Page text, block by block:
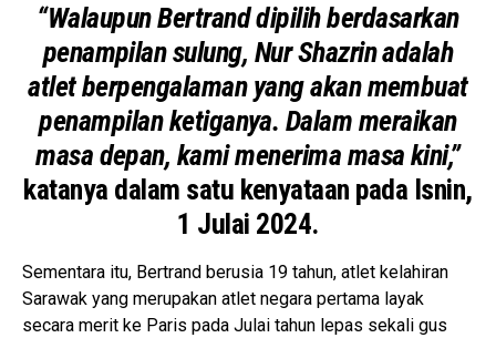
“Walaupun Bertrand dipilih berdasarkan
penampilan sulung, Nur Shazrin adalah
atlet berpengalaman yang akan membuat
penampilan ketiganya. Dalam meraikan
masa depan, kami menerima masa kini,”
katanya dalam satu kenyataan pada Isnin,
1 Julai 2024.
Sementara itu, Bertrand berusia 19 tahun, atlet kelahiran
Sarawak yang merupakan atlet negara pertama layak
secara merit ke Paris pada Julai tahun lepas sekali gus